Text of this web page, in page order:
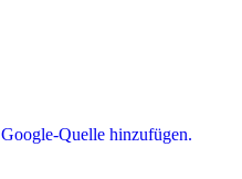
Quelle hinzufügen.